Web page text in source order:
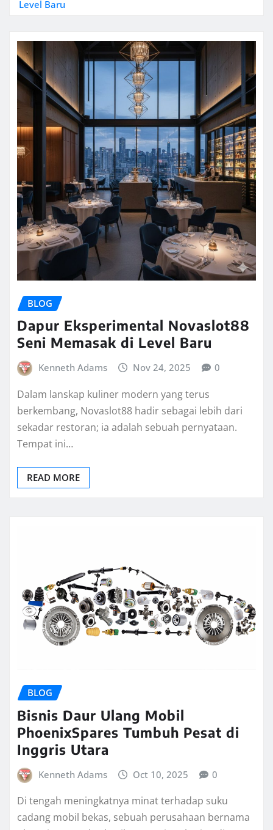
Level Baru
BLOG
Dapur Eksperimental Novaslot88
Seni Memasak di Level Baru
Kenneth Adams Nov 24, 2025 0
Dalam lanskap kuliner modern yang terus
berkembang, Novaslot88 hadir sebagai lebih dari
sekadar restoran; ia adalah sebuah pernyataan.
Tempat ini…
READ MORE
BLOG
Bisnis Daur Ulang Mobil
PhoenixSpares Tumbuh Pesat di
Inggris Utara
Kenneth Adams Oct 10, 2025 0
Di tengah meningkatnya minat terhadap suku
cadang mobil bekas, sebuah perusahaan bernama